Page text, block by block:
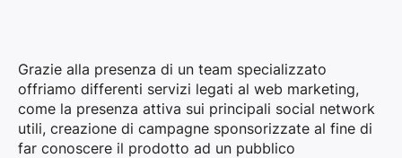
Grazie alla presenza di un team specializzato
offriamo differenti servizi legati al web marketing,
come la presenza attiva sui principali social network
utili, creazione di campagne sponsorizzate al fine di
far conoscere il prodotto ad un pubblico